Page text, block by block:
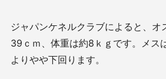
ジャパンケネルクラブによると、オ
39ｃｍ、体重は約8ｋｇです。メス
よりやや下回ります。